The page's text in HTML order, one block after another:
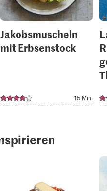
Jakobsmuscheln
mit Erbsenstock
15 Min.